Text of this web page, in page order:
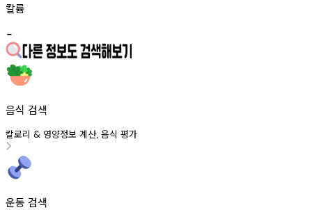
칼륨
-
음식 검색
칼로리 & 영양정보 계산, 음식 평가
운동 검색